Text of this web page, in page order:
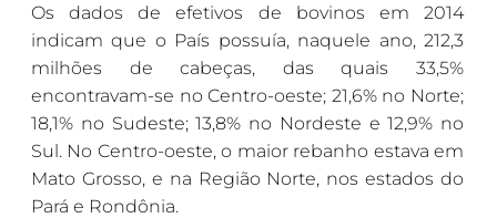
Os dados de efetivos de bovinos em 2014
indicam que o País possuía, naquele ano, 212,3
milhões de cabeças, das quais 33,5%
encontravam-se no Centro-oeste; 21,6% no Norte;
18,1% no Sudeste; 13,8% no Nordeste e 12,9% no
Sul. No Centro-oeste, o maior rebanho estava em
Mato Grosso, e na Região Norte, nos estados do
Pará e Rondônia.